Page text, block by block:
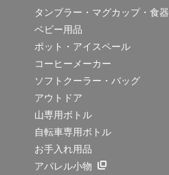
タンブラー・マグカップ・食器
ベビー用品
ポット・アイスペール
コーヒーメーカー
ソフトクーラー・バッグ
アウトドア
山専用ボトル
自転車専用ボトル
お手入れ用品
アパレル小物